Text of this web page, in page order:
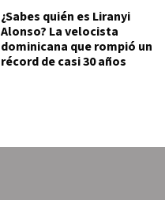
¿Sabes quién es Liranyi
Alonso? La velocista
dominicana que rompió un
récord de casi 30 años